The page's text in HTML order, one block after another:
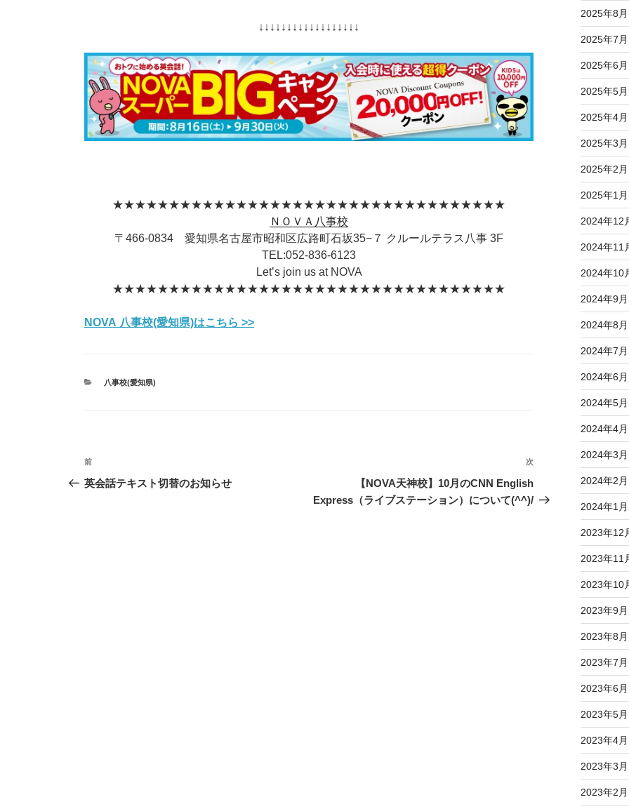
↓↓↓↓↓↓↓↓↓↓↓↓↓↓↓↓↓↓
★★★★★★★★★★★★★★★★★★★★★★★★★★★★★★★★★★★
ＮＯＶＡ八事校
〒466-0834 愛知県名古屋市昭和区広路町石坂35−７ クルールテラス八事 3F
TEL:052-836-6123
Let’s join us at NOVA
★★★★★★★★★★★★★★★★★★★★★★★★★★★★★★★★★★★
NOVA 八事校(愛知県)はこちら >>
カ
八事校(愛知県)
投
稿
前
の
前
英会話テキスト切替のお知らせ
次
の
投
次
【NOVA天神校】10月のCNN English
Express（ライブステーション）について(^^)/
2025年8月
2025年7月
2025年6月
2025年5月
2025年4月
2025年3月
2025年2月
2025年1月
2024年12
2024年11
2024年10
2024年9月
2024年8月
2024年7月
2024年6月
2024年5月
2024年4月
2024年3月
2024年2月
2024年1月
2023年12
2023年11
2023年10
2023年9月
2023年8月
2023年7月
2023年6月
2023年5月
2023年4月
2023年3月
2023年2月